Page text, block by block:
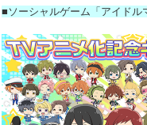
■ソーシャルゲーム「アイドル